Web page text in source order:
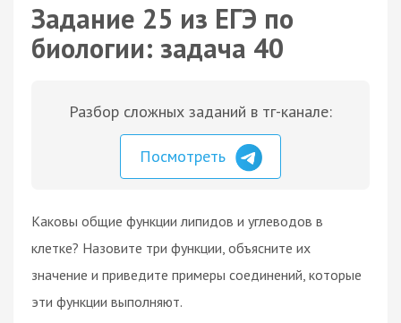
Задание 25 из ЕГЭ по
биологии: задача 40
Разбор сложных заданий в тг-канале:
Посмотреть
Каковы общие функции липидов и углеводов в
клетке? Назовите три функции, объясните их
значение и приведите примеры соединений, которые
эти функции выполняют.